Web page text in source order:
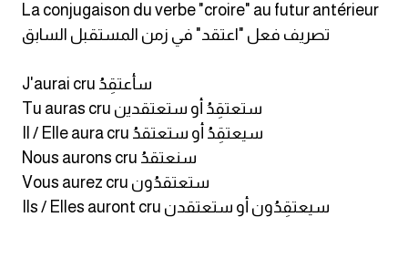
كلمات بحرف r
La conjugaison du verbe "croire" au futur antérieur
تصريف فعل "اعتقد" في زمن المستقبل السابق
J'aurai cru سأعتقِدُ
Tu auras cru ستعتقِدُ أو ستعتقدين
Il / Elle aura cru سيعتقِدُ أو ستعتقدُ
Nous aurons cru سنعتقدُ
Vous aurez cru ستعتقدُون
Ils / Elles auront cru سيعتقِدُون أو ستعتقدن